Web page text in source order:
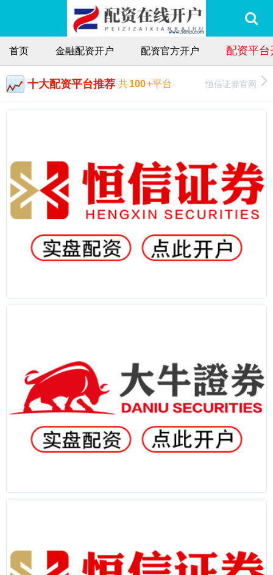
首页 金融配资开户 配资官方开户 配资平台
十大配资平台推荐 共100+平台 恒信证券官网